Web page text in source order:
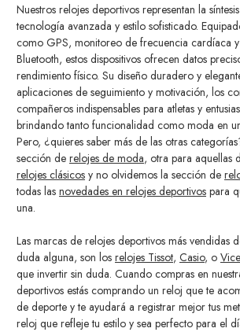
Nuestros relojes deportivos representan la
tecnología avanzada y estilo sofisticado.
como GPS, monitoreo de frecuencia cardíaca
Bluetooth, estos dispositivos ofrecen datos
rendimiento físico. Su diseño duradero y
aplicaciones de seguimiento y motivación, los
compañeros indispensables para atletas y
brindando tanto funcionalidad como moda en
Pero, ¿quieres saber más de las otras
sección de relojes de moda, otra para aquellas
relojes clásicos y no olvidemos la sección de
todas las novedades en relojes deportivos para
una.
Las marcas de relojes deportivos más vendidas
duda alguna, son los relojes Tissot, Casio, o
que invertir sin duda. Cuando compras en
deportivos estás comprando un reloj que te
de deporte y te ayudará a registrar mejor tus
reloj que refleje tu estilo y sea perfecto para el